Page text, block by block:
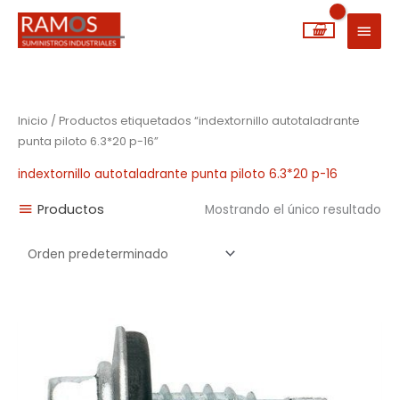
MENÚ
Inicio / Productos etiquetados “indextornillo autotaladrante
punta piloto 6.3*20 p-16”
indextornillo autotaladrante punta piloto 6.3*20 p-16
Productos Mostrando el único resultado